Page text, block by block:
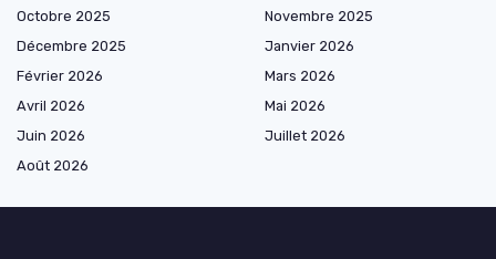
Octobre 2025
Novembre 2025
Décembre 2025
Janvier 2026
Février 2026
Mars 2026
Avril 2026
Mai 2026
Juin 2026
Juillet 2026
Août 2026